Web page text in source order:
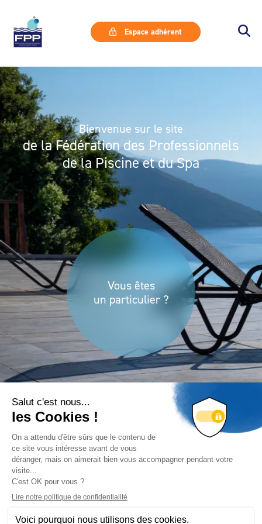
Espace adhérent
Bienvenue sur le site
de la Fédération des Professionnels
de la Piscine et du Spa
Vous êtes
un particulier ?
Vous êtes
un professionnel ?